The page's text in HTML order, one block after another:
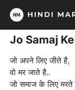
Skip
content
Jo Samaj
जो अपने लिए जीते है,
वो मर जाते है..
जो समाज के लिए मरते